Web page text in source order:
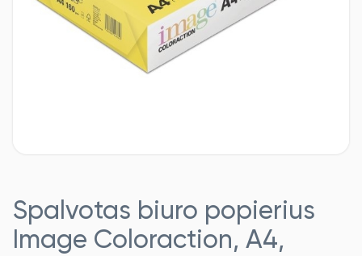
Spalvotas biuro popierius
Image Coloraction, A4,